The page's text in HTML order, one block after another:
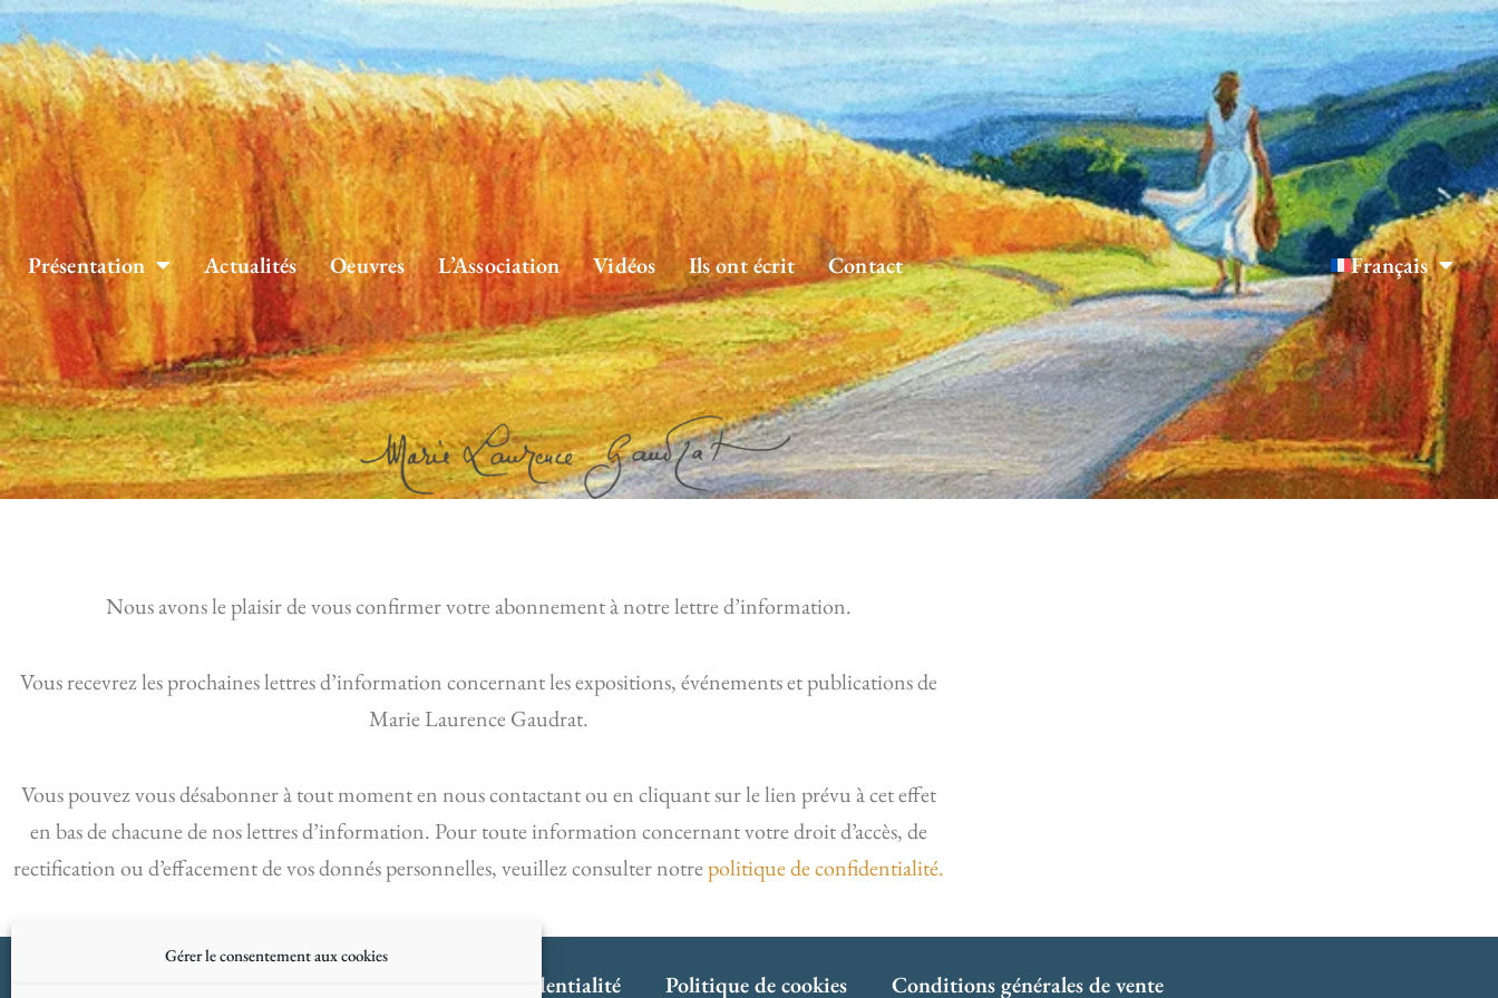
Gérer le consentement aux cookies
Aller
au
contenu
Présentation Actualités Oeuvres L’Association Vidéos Ils ont écrit Contact Français
Nous avons le plaisir de vous confirmer votre abonnement à notre lettre d’information.
Vous recevrez les prochaines lettres d’information concernant les expositions, événements et publications de
Marie Laurence Gaudrat.
Vous pouvez vous désabonner à tout moment en nous contactant ou en cliquant sur le lien prévu à cet effet
en bas de chacune de nos lettres d’information. Pour toute information concernant votre droit d’accès, de
rectification ou d’effacement de vos donnés personnelles, veuillez consulter notrepolitique de confidentialité.
Politique de confidentialité Politique de cookies Conditions générales de vente